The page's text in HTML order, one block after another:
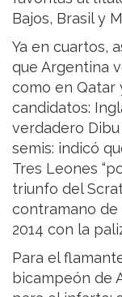
Bajos, Brasil y
Ya en cuartos,
que Argentina
como en Qatar
candidatos:
verdadero
semis: indicó
Tres Leones
triunfo del
contramano de
2014 con la
Para el
bicampeón de